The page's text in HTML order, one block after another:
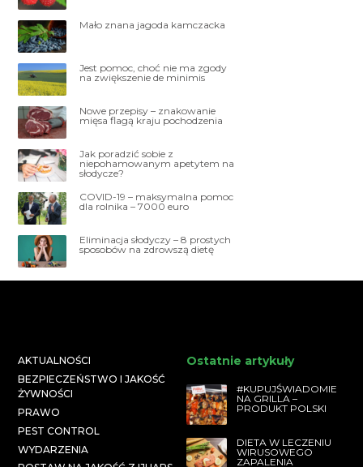
Mało znana jagoda kamczacka
Jest pomoc, choć nie ma zgody
na zwiększenie de minimis
Nowe przepisy – znakowanie
mięsa flagą kraju pochodzenia
Jak poradzić sobie z
niepohamowanym apetytem na
słodycze?
COVID-19 – maksymalna pomoc
dla rolnika – 7000 euro
Eliminacja słodyczy – 8 prostych
sposobów na zdrowszą dietę
AKTUALNOŚCI
BEZPIECZEŃSTWO I JAKOŚĆ
ŻYWNOŚCI
PRAWO
PEST CONTROL
WYDARZENIA
Ostatnie artykuły
#KUPUJŚWIADOMIE
NA GRILLA –
PRODUKT POLSKI
DIETA W LECZENIU
WIRUSOWEGO
ZAPALENIA